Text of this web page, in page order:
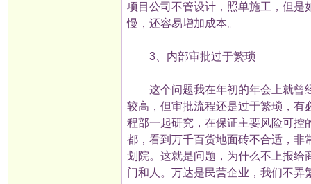
项目公司不管设计，照单施工，但是
慢，还容易增加成本。
3、内部审批过于繁琐
这个问题我在年初的年会上就曾经
较高，但审批流程还是过于繁琐，有
程部一起研究，在保证主要风险可控
都，看到万千百货地面砖不合适，非
划院。这就是问题，为什么不上报给
门和人。万达是民营企业，我们不弄